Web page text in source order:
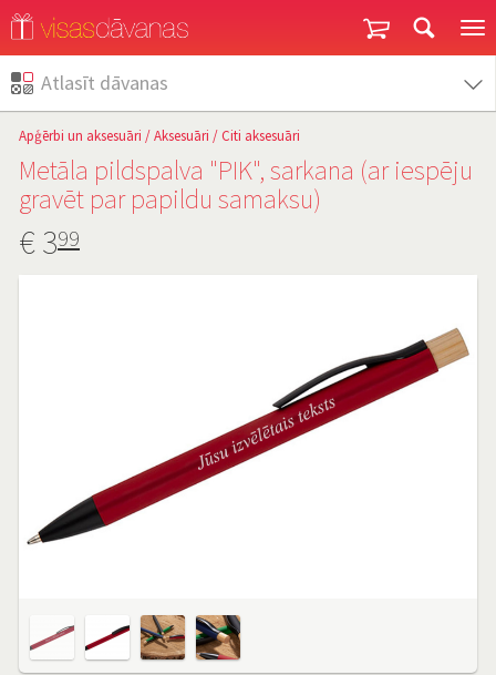
Atlasīt dāvanas
Apģērbi un aksesuāri /Aksesuāri /Citi aksesuāri
Metāla pildspalva "PIK", sarkana (ar iespēju
gravēt par papildu samaksu)
€399